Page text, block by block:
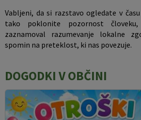
Vabljeni, da si razstavo ogledate v
tako poklonite pozornost
zaznamoval razumevanje lokalne
spomin na preteklost, ki nas povezuje.
DOGODKI V OBČINI